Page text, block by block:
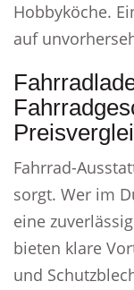
Hobbyköche.
auf
Fahrrad-
sorgt. Wer im
eine
bieten klare
und